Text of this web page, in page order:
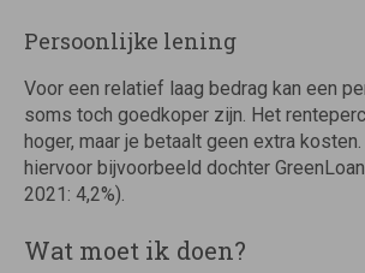
Persoonlijke lening
Voor een relatief laag bedrag kan een
soms toch goedkoper zijn. Het
hoger, maar je betaalt geen extra
hiervoor bijvoorbeeld dochter
2021: 4,2%).
Wat moet ik doen?